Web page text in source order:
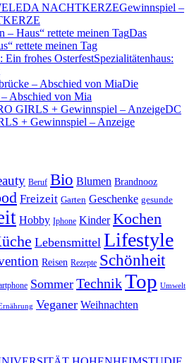
Gewinnspiel –
Das
rettete meinen Tag
Spezialitätenhaus:
Die
Abschied von Mia
DC
+ Gewinnspiel – Anzeige
Beruf Bio Blumen Brandnooz
Freizeit Garten Geschenke gesunde
Hobby Iphone Kinder Kochen
Lebensmittel Lifestyle
Reisen Rezepte Schönheit
Sommer TechnikTop Umwelt
Veganer Weihnachten